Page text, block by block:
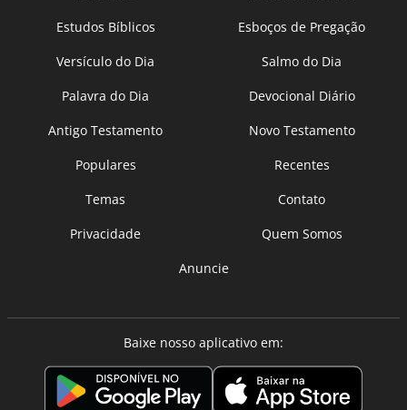
Estudos Bíblicos
Esboços de Pregação
Versículo do Dia
Salmo do Dia
Palavra do Dia
Devocional Diário
Antigo Testamento
Novo Testamento
Populares
Recentes
Temas
Contato
Privacidade
Quem Somos
Anuncie
Baixe nosso aplicativo em: